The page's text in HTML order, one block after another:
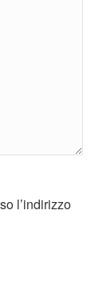
l’indirizzo